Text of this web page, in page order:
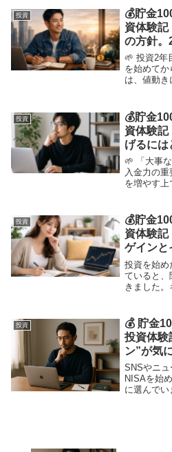
の資産の
てから、世
投資
💰貯金
資体験記
の方針。
人”を目
🌱 投資2年
を始めて
は、値動
い、投資
る」感覚だ
投資
💰貯金
資体験記
げるには
なく続け
🌱 「大事
入金力の
を増やす
ばいいの
す。📉 いき
投資
💰貯金
資体験記
ゲインと
タイルを
投資を始め
ていると、
きました。
が、当時の
ませんでし
投資
💰 貯金
投資体
ン”が気
SNSやニュ
NISAを始
に選んで